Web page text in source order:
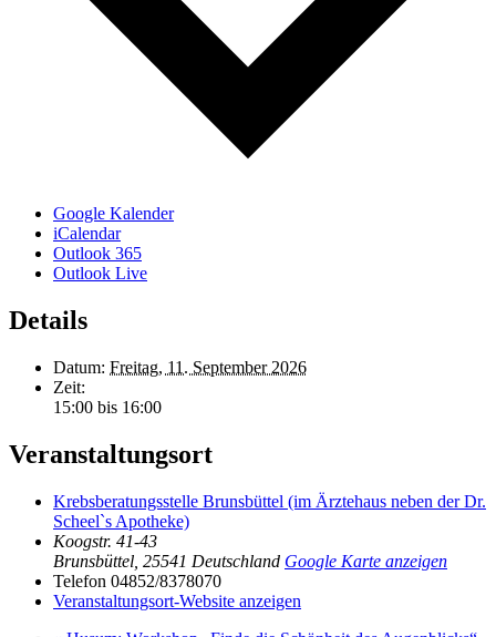
Google Kalender
iCalendar
Outlook 365
Outlook Live
Details
Datum: Freitag, 11. September 2026
Zeit:
15:00 bis 16:00
Veranstaltungsort
Krebsberatungsstelle Brunsbüttel (im Ärztehaus neben der Dr.
Scheel`s Apotheke)
Koogstr. 41-43
Brunsbüttel 25541 Deutschland Google Karte anzeigen
Telefon 04852/8378070
Veranstaltungsort-Website anzeigen